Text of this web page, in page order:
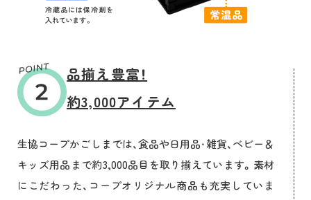
品揃え豊富！
約3,000アイテム
生協コープかごしまでは、食品や日用品・雑貨、ベビー＆
キッズ用品まで約3,000品目を取り揃えています。素材
にこだわった、コープオリジナル商品も充実していま